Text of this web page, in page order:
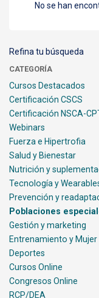
No se han
Refina tu búsqueda
CATEGORÍA
Cursos Destacados
Certificación CSCS
Certificación NSCA-
Webinars
Fuerza e Hipertrofia
Salud y Bienestar
Nutrición y
Tecnología y
Prevención y
Poblaciones
Gestión y marketing
Entrenamiento y Mujer
Deportes
Cursos Online
Congresos Online
RCP/DEA